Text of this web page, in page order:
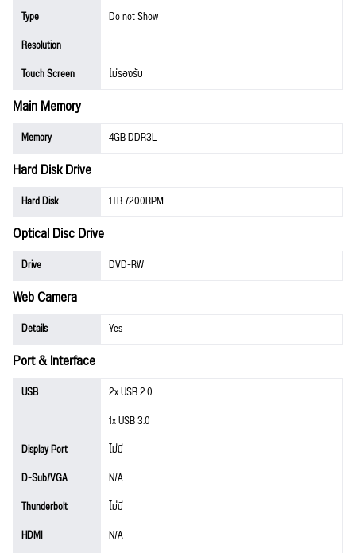
Type
Do not Show
Resolution
Touch Screen
ไม่รองรับ
Main Memory
Memory 4GB DDR3L
Hard Disk Drive
Hard Disk 1TB 7200RPM
Optical Disc Drive
Drive DVD-RW
Web Camera
Details Yes
Port & Interface
USB
2x USB 2.0
1x USB 3.0
Display Port
ไม่มี
D-Sub/VGA
N/A
Thunderbolt
ไม่มี
HDMI
N/A